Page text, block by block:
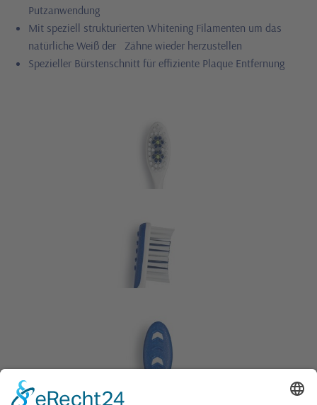
Putzanwendung
Mit speziell strukturierten Whitening Filamenten um das
natürliche Weiß der Zähne wieder herzustellen
Spezieller Bürstenschnitt für effiziente Plaque Entfernung
Zurück zur Übersicht